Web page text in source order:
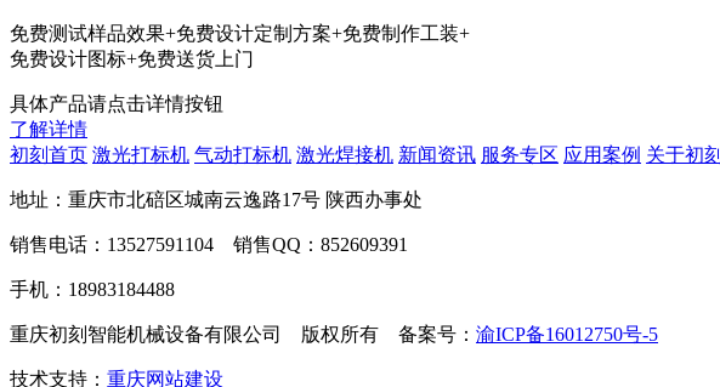
免费测试样品效果+免费设计定制方案+免费制作工装+
免费设计图标+免费送货上门
具体产品请点击详情按钮
了解详情
初刻首页 激光打标机 气动打标机 激光焊接机 新闻资讯 服务专区 应用案例 关于初刻
地址：重庆市北碚区城南云逸路17号 陕西办事处
销售电话：13527591104 销售QQ：852609391
手机：18983184488
重庆初刻智能机械设备有限公司 版权所有 备案号： 渝ICP备16012750号-5
技术支持： 重庆网站建设